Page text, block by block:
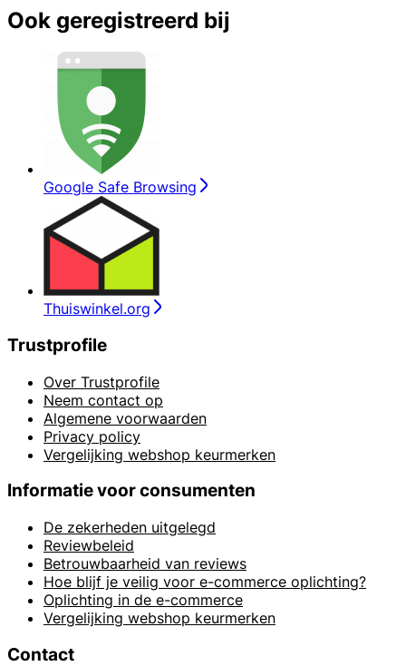
Ook geregistreerd bij
Google Safe Browsing
Thuiswinkel.org
Trustprofile
Over Trustprofile
Neem contact op
Algemene voorwaarden
Privacy policy
Vergelijking webshop keurmerken
Informatie voor consumenten
De zekerheden uitgelegd
Reviewbeleid
Betrouwbaarheid van reviews
Hoe blijf je veilig voor e-commerce oplichting?
Oplichting in de e-commerce
Vergelijking webshop keurmerken
Contact